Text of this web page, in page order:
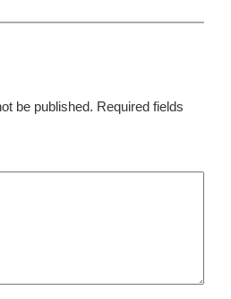
be published. Required fields